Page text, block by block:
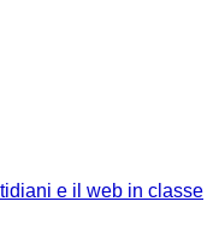
e il web in classe